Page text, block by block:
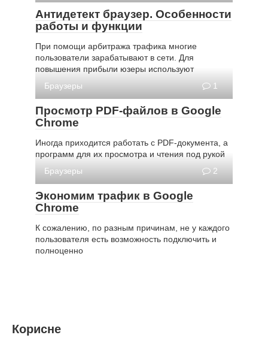
Антидетект браузер. Особенности
работы и функции
При помощи арбитража трафика многие
пользователи зарабатывают в сети. Для
повышения прибыли юзеры используют
Браузеры
1
Просмотр PDF-файлов в Google
Chrome
Иногда приходится работать с PDF-документа, а
программ для их просмотра и чтения под рукой
Браузеры
2
Экономим трафик в Google
Chrome
К сожалению, по разным причинам, не у каждого
пользователя есть возможность подключить и
полноценно
Корисне